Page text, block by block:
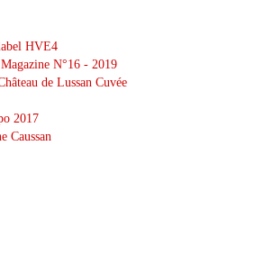
HVE4
N°16 - 2019
de Lussan Cuvée
2017
Caussan